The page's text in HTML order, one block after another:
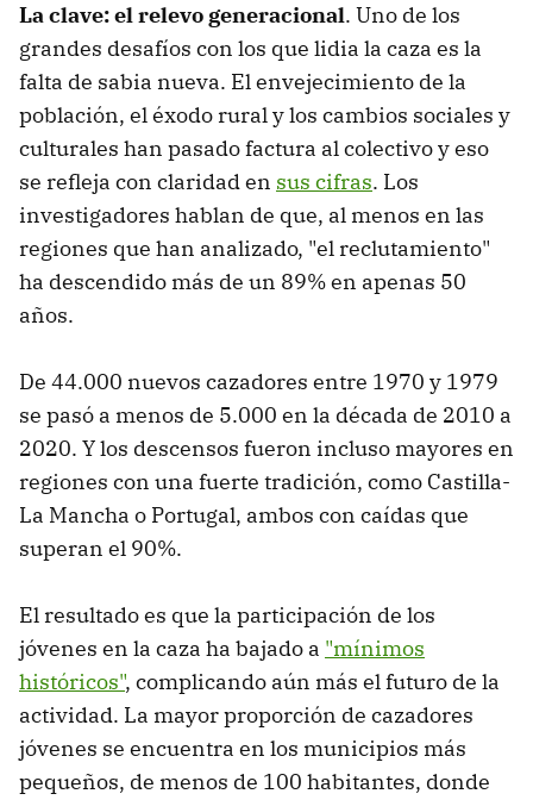
La clave: el relevo generacional. Uno de los
grandes desafíos con los que lidia la caza es la
falta de sabia nueva. El envejecimiento de la
población, el éxodo rural y los cambios sociales y
culturales han pasado factura al colectivo y eso
se refleja con claridad en sus cifras. Los
investigadores hablan de que, al menos en las
regiones que han analizado, "el reclutamiento"
ha descendido más de un 89% en apenas 50
años.
De 44.000 nuevos cazadores entre 1970 y 1979
se pasó a menos de 5.000 en la década de 2010 a
2020. Y los descensos fueron incluso mayores en
regiones con una fuerte tradición, como Castilla-
La Mancha o Portugal, ambos con caídas que
superan el 90%.
El resultado es que la participación de los
jóvenes en la caza ha bajado a "mínimos
históricos", complicando aún más el futuro de la
actividad. La mayor proporción de cazadores
jóvenes se encuentra en los municipios más
pequeños, de menos de 100 habitantes, donde